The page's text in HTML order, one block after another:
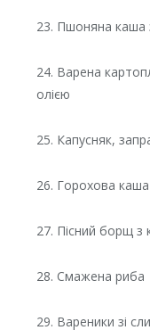
23. Пшоняна каша
24. Варена
олією
25. Капусняк,
26. Горохова каша
27. Пісний борщ з
28. Смажена риба
29. Вареники зі